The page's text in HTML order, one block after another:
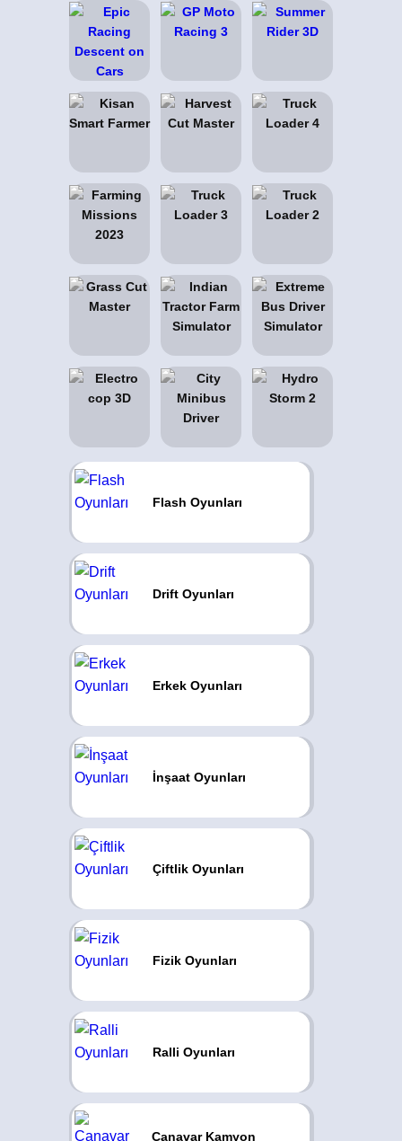
Flash Oyunları
Drift Oyunları
Erkek Oyunları
İnşaat Oyunları
Çiftlik Oyunları
Fizik Oyunları
Ralli Oyunları
Canavar Kamyon